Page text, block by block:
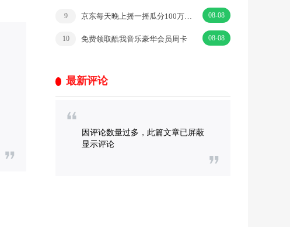
9 京东每天晚上摇一摇瓜分100万微信红包、京东无门槛红包 08-08
10 免费领取酷我音乐豪华会员周卡 08-08
最新评论
因评论数量过多，此篇文章已屏蔽
显示评论